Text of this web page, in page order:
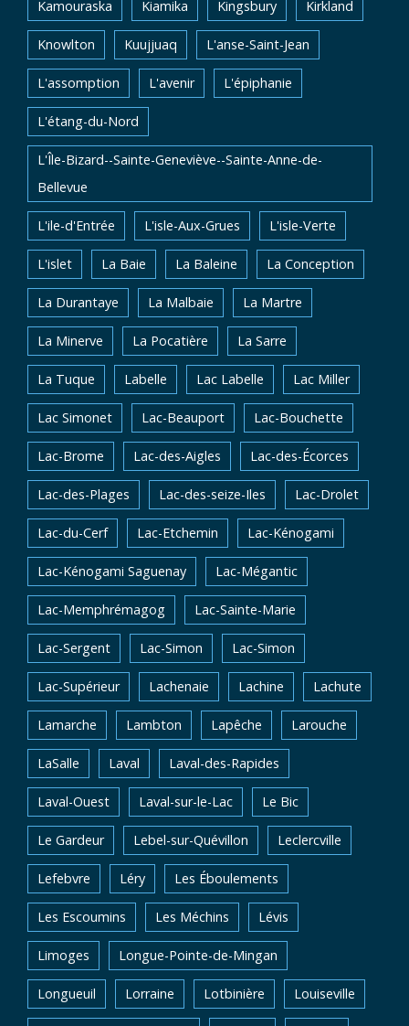
Kamouraska Kiamika Kingsbury Kirkland
Knowlton Kuujjuaq L'anse-Saint-Jean
L'assomption L'avenir L'épiphanie
L'étang-du-Nord
L'Île-Bizard--Sainte-Geneviève--Sainte-Anne-de-
Bellevue
L'ile-d'Entrée L'isle-Aux-Grues L'isle-Verte
L'islet La Baie La Baleine La Conception
La Durantaye La Malbaie La Martre
La Minerve La Pocatière La Sarre
La Tuque Labelle Lac Labelle Lac Miller
Lac Simonet Lac-Beauport Lac-Bouchette
Lac-Brome Lac-des-Aigles Lac-des-Écorces
Lac-des-Plages Lac-des-seize-Iles Lac-Drolet
Lac-du-Cerf Lac-Etchemin Lac-Kénogami
Lac-Kénogami Saguenay Lac-Mégantic
Lac-Memphrémagog Lac-Sainte-Marie
Lac-Sergent Lac-Simon Lac-Simon
Lac-Supérieur Lachenaie Lachine Lachute
Lamarche Lambton Lapêche Larouche
LaSalle Laval Laval-des-Rapides
Laval-Ouest Laval-sur-le-Lac Le Bic
Le Gardeur Lebel-sur-Quévillon Leclercville
Lefebvre Léry Les Éboulements
Les Escoumins Les Méchins Lévis
Limoges Longue-Pointe-de-Mingan
Longueuil Lorraine Lotbinière Louiseville